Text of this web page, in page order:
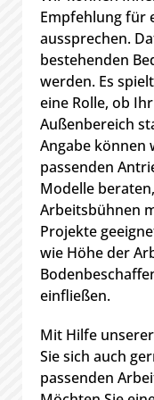
Empfehlung für
aussprechen.
bestehenden
werden. Es
eine Rolle, ob
Außenbereich
Angabe können
passenden
Modelle
Arbeitsbühnen
Projekte
wie Höhe der
einfließen.
Mit Hilfe
Sie sich auch
passenden